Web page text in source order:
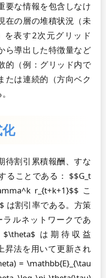
要な情報を包含しなけ
在の層の堆積状況（未
表す2次元グリッド
ら導出した特徴量など
的（例：グリッド内で
たは連続的（方向ベク
待割引累積報酬、すな
ることである： $$G_t
r_{t+k+1}$$ こ
は割引率である。方策
ルネットワークであ
は期待収益
昇法を用いて更新され
= \mathbb{E}_{\tau